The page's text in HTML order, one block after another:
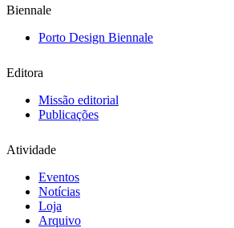
Biennale
Porto Design Biennale
Editora
Missão editorial
Publicações
Atividade
Eventos
Notícias
Loja
Arquivo